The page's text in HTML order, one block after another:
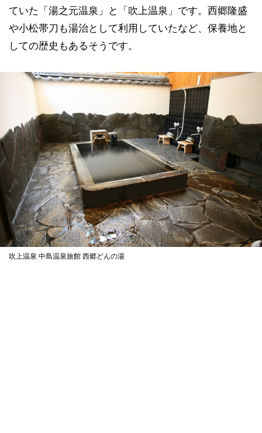
ていた「湯之元温泉」と「吹上温泉」です。西郷隆盛
や小松帯刀も湯治として利用していたなど、保養地と
しての歴史もあるそうです。
吹上温泉 中島温泉旅館 西郷どんの湯